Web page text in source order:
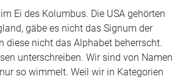
Ei des Kolumbus. Die USA gehörten
gäbe es nicht das Signum der
diese nicht das Alphabet beherrscht.
unterschreiben. Wir sind von Namen
so wimmelt. Weil wir in Kategorien